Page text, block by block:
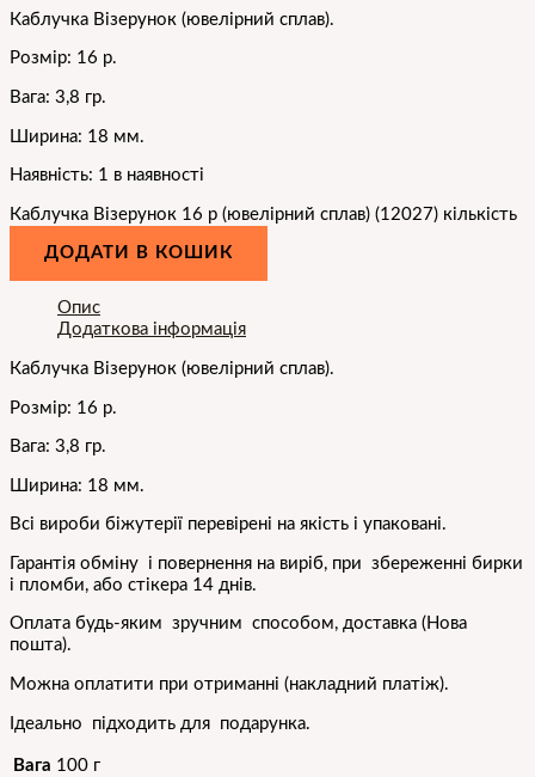
Каблучка Візерунок (ювелірний сплав).
Розмір: 16 р.
Вага: 3,8 гр.
Ширина: 18 мм.
Наявність: 1 в наявності
Каблучка Візерунок 16 р (ювелірний сплав) (12027) кількість
ДОДАТИ В КОШИК
Опис
Додаткова інформація
Каблучка Візерунок (ювелірний сплав).
Розмір: 16 р.
Вага: 3,8 гр.
Ширина: 18 мм.
Всі вироби біжутерії перевірені на якість і упаковані.
Гарантія обміну і повернення на виріб, при збереженні бирки
і пломби, або стікера 14 днів.
Оплата будь-яким зручним способом, доставка (Нова
пошта).
Можна оплатити при отриманні (накладний платіж).
Ідеально підходить для подарунка.
Вага 100 г